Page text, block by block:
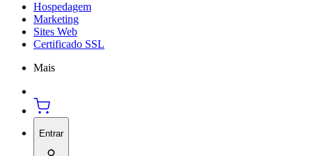
Hospedagem
Marketing
Sites Web
Certificado SSL
Mais
Entrar